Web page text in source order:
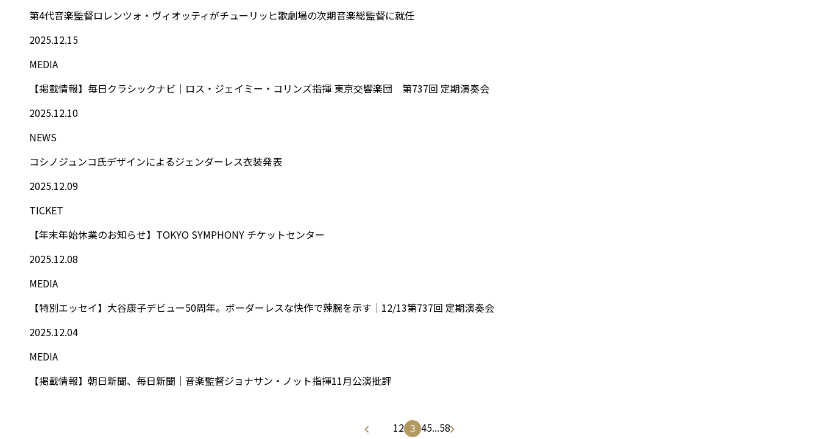
第4代音楽監督ロレンツォ・ヴィオッティがチューリッヒ歌劇場の次期音楽総監督に就任
2025.12.15
MEDIA
【掲載情報】毎日クラシックナビ｜ロス・ジェイミー・コリンズ指揮 東京交響楽団 第737回 定期演奏会
2025.12.10
NEWS
コシノジュンコ氏デザインによるジェンダーレス衣装発表
2025.12.09
TICKET
【年末年始休業のお知らせ】TOKYO SYMPHONY チケットセンター
2025.12.08
MEDIA
【特別エッセイ】大谷康子デビュー50周年。ボーダーレスな快作で辣腕を示す｜12/13第737回 定期演奏会
2025.12.04
MEDIA
【掲載情報】朝日新聞、毎日新聞｜音楽監督ジョナサン・ノット指揮11月公演批評
12 3 45...58